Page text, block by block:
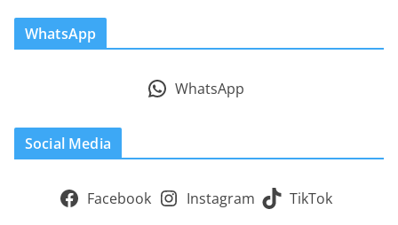
WhatsApp
WhatsApp
Social Media
Facebook Instagram TikTok